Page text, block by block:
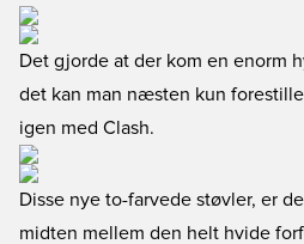
Det gjorde at der kom en enorm
det kan man næsten kun
igen med Clash.
Disse nye to-farvede støvler, er
midten mellem den helt hvide